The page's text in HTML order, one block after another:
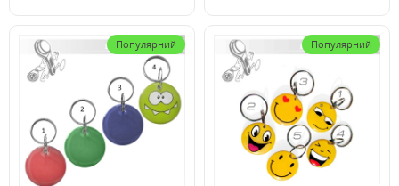
Популярний Популярний